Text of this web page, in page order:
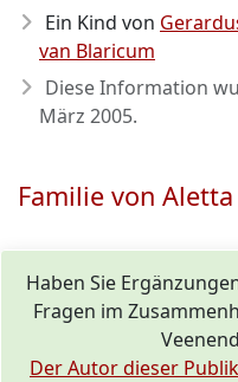
Ein Kind von
van Blaricum
Diese Information
März 2005.
Familie von
Haben Sie
Fragen im
Der Autor dieser